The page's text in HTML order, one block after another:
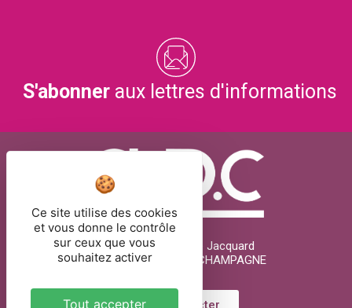
S'abonner aux lettres d'informations
26 rue Joseph Marie Jacquard
51000 CHÂLONS-EN-CHAMPAGNE
Nous contacter
Ce site utilise des cookies
et vous donne le contrôle
sur ceux que vous
souhaitez activer
Tout accepter